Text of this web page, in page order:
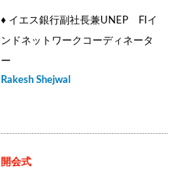
♦ イエス銀行副社長兼UNEP FIイ
ンドネットワークコーディネータ
ー
Rakesh Shejwal
開会式